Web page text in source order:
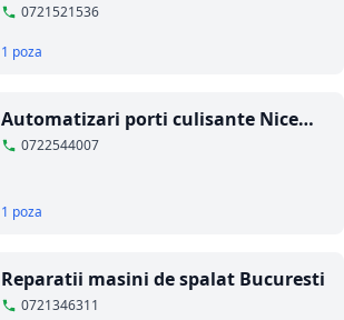
0721521536
1 poza
Automatizari porti culisante Nice
Home 400 kit plus
0722544007
1 poza
Reparatii masini de spalat Bucuresti
0721346311